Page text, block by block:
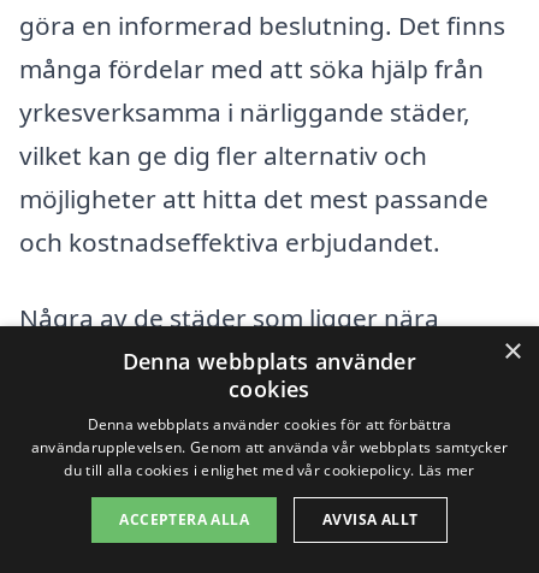
göra en informerad beslutning. Det finns
många fördelar med att söka hjälp från
yrkesverksamma i närliggande städer,
vilket kan ge dig fler alternativ och
möjligheter att hitta det mest passande
och kostnadseffektiva erbjudandet.
Några av de städer som ligger nära
Ramvik och som kan erbjuda tjänster
relaterade till balkongar inkluderar:
Härnösand
Sundsvall
×
Denna webbplats använder
cookies
Denna webbplats använder cookies för att förbättra
användarupplevelsen. Genom att använda vår webbplats samtycker
du till alla cookies i enlighet med vår cookiepolicy. Läs mer
ACCEPTERA ALLA AVVISA ALLT